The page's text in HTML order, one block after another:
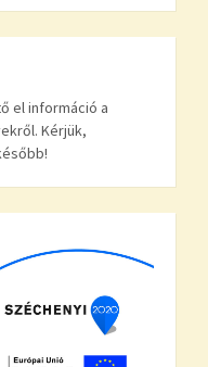
el információ a
Kérjük,